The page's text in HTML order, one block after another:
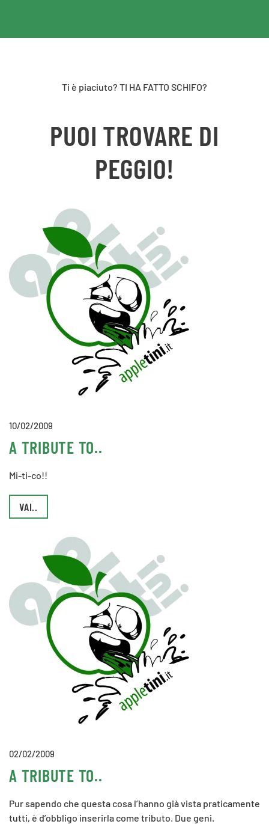
Ti è piaciuto? TI HA FATTO SCHIFO?
PUOI TROVARE DI
PEGGIO!
10/02/2009
A TRIBUTE TO..
Mi-ti-co!!
VAI..
02/02/2009
A TRIBUTE TO..
Pur sapendo che questa cosa l’hanno già vista praticamente
tutti, è d’obbligo inserirla come tributo. Due geni.